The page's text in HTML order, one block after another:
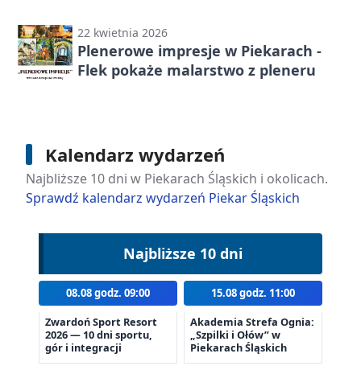
22 kwietnia 2026
Plenerowe impresje w Piekarach -
Flek pokaże malarstwo z pleneru
Kalendarz wydarzeń
Najbliższe 10 dni w Piekarach Śląskich i okolicach.
Sprawdź kalendarz wydarzeń Piekar Śląskich
Najbliższe 10 dni
08.08 godz. 09:00
Zwardoń Sport Resort
2026 — 10 dni sportu,
gór i integracji
15.08 godz. 11:00
Akademia Strefa Ognia:
„Szpilki i Ołów” w
Piekarach Śląskich